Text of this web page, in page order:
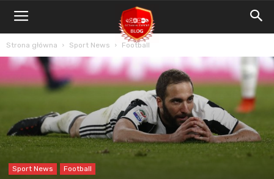
Blog
Strona główna Sport News Football
Sport News Football